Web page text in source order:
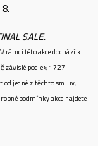
SALE.
rámci této akce dochází k
závislé podle § 1727
od jedné z těchto smluv,
podmínky akce najdete